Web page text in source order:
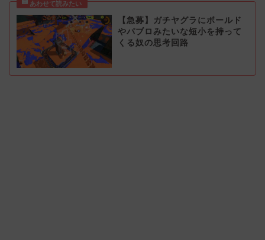
【急募】ガチヤグラにボールド
やパブロみたいな短小を持って
くる奴の思考回路